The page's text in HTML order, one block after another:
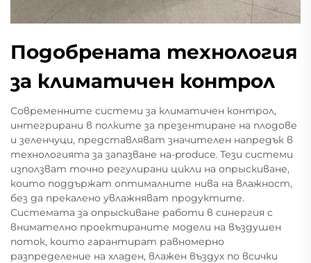
Подобрената технология
за климатичен контрол
Современните системи за климатичен контрол,
интегрирани в полките за презентиране на плодове
и зеленчуци, представляват значителен напредък в
технологията за запазване на-produce. Тези системи
използват точно регулирани цикли на опрыскиване,
които поддържат оптималните нива на влажност,
без да прекалено увлажняват продуктите.
Системата за опрыскиване работи в синергия с
внимателно проектираните модели на въздушен
поток, които гарантират равномерно
разпределение на хладен, влажен въздух по всички